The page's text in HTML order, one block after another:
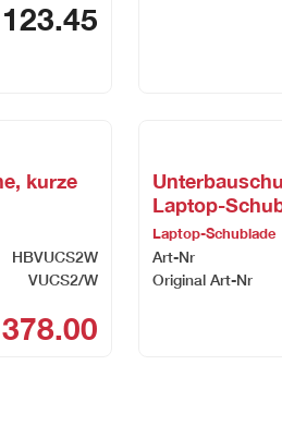
123.45
kurze
HBVUCS2W
VUCS2/W
Original
378.00Current
Laptop-
Laptop-Schublade
Art-Nr
Original Art-Nr